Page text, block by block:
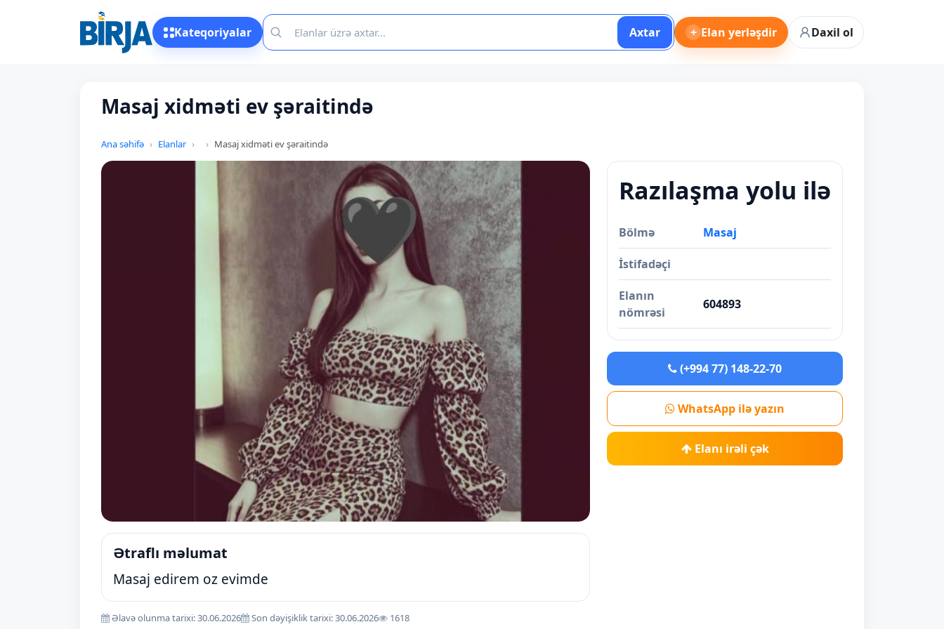
Kateqoriyalar Axtar + Elan yerləşdir Daxil ol
Masaj xidməti ev şəraitində
Ana səhifə Elanlar Masaj xidməti ev şəraitində
Ətraflı məlumat
Masaj edirem oz evimde
Əlavə olunma tarixi: 30.06.2026 Son dəyişiklik tarixi: 30.06.2026 1618
Razılaşma yolu ilə
Bölmə Masaj
İstifadəçi
Elanın
nömrəsi
604893
(+994 77) 148-22-70
WhatsApp ilə yazın
Elanı irəli çək